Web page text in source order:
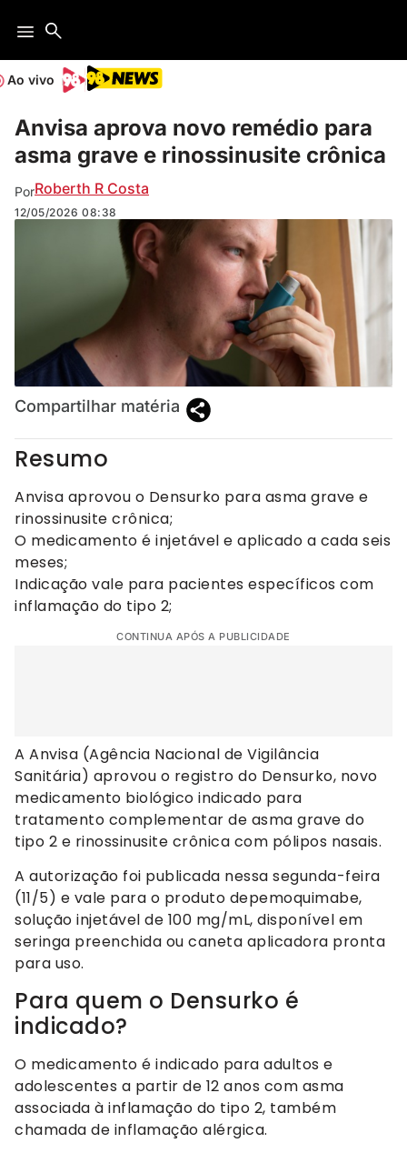
Ao vivo
Anvisa aprova novo remédio para
asma grave e rinossinusite crônica
PorRoberth R Costa
12/05/2026 08:38
Compartilhar matéria
Resumo
Anvisa aprovou o Densurko para asma grave e
rinossinusite crônica;
O medicamento é injetável e aplicado a cada seis
meses;
Indicação vale para pacientes específicos com
inflamação do tipo 2;
CONTINUA APÓS A PUBLICIDADE
A Anvisa (Agência Nacional de Vigilância
Sanitária) aprovou o registro do Densurko, novo
medicamento biológico indicado para
tratamento complementar de asma grave do
tipo 2 e rinossinusite crônica com pólipos nasais.
A autorização foi publicada nessa segunda-feira
(11/5) e vale para o produto depemoquimabe,
solução injetável de 100 mg/mL, disponível em
seringa preenchida ou caneta aplicadora pronta
para uso.
Para quem o Densurko é
indicado?
O medicamento é indicado para adultos e
adolescentes a partir de 12 anos com asma
associada à inflamação do tipo 2, também
chamada de inflamação alérgica.